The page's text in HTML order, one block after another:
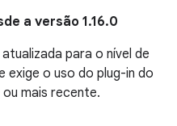
a versão 1.16.0
para o nível de
exige o uso do plug-in do
mais recente.